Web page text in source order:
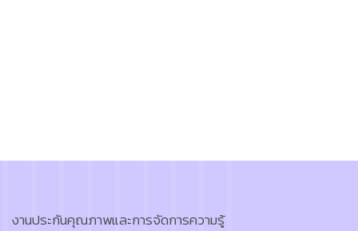
งานประกันคุณภาพและการจัดการความรู้